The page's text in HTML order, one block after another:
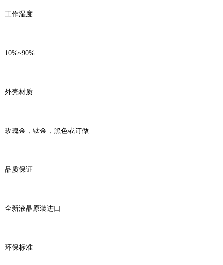
工作湿度
10%~90%
外壳材质
玫瑰金，钛金，黑色或订做
品质保证
全新液晶原装进口
环保标准